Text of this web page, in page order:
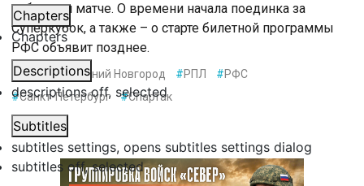
Chapters
Chapters
Descriptions
descriptions off, selected
Subtitles
subtitles settings, opens subtitles settings dialog
subtitles off, selected
кубковом матче. О времени начала поединка за
Суперкубок, а также – о старте билетной программы
РФС объявит позднее.
#Зенит #Нижний Новгород #РПЛ #РФС
#Санкт-Петербург #Спартак